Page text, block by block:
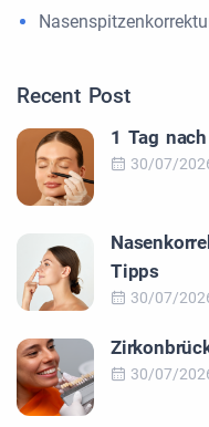
Recent Post
1 Tag
30/07/
Tipps
30/07/
30/07/